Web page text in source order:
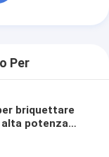
Per
briquettare
potenza
automatico